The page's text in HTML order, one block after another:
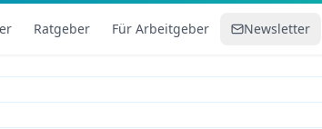
Ratgeber Für Arbeitgeber Newsletter